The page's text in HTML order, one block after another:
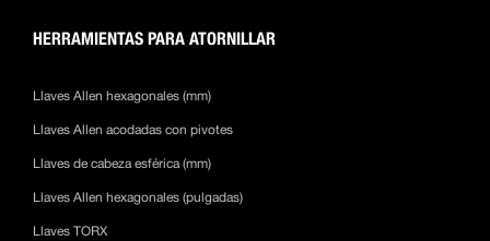
HERRAMIENTAS PARA ATORNILLAR
Llaves Allen hexagonales (mm)
Llaves Allen acodadas con pivotes
Llaves de cabeza esférica (mm)
Llaves Allen hexagonales (pulgadas)
Llaves TORX